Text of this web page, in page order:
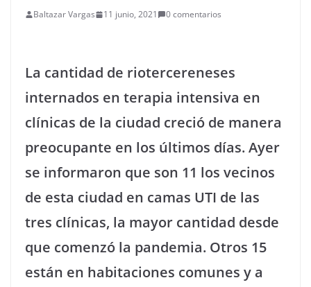
Baltazar Vargas 11 junio, 2021 0 comentarios
La cantidad de riotercereneses
internados en terapia intensiva en
clínicas de la ciudad creció de manera
preocupante en los últimos días. Ayer
se informaron que son 11 los vecinos
de esta ciudad en camas UTI de las
tres clínicas, la mayor cantidad desde
que comenzó la pandemia. Otros 15
están en habitaciones comunes y a